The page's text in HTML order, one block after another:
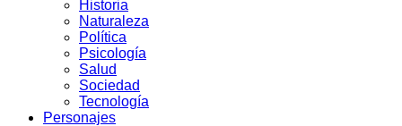
Historia
Naturaleza
Política
Psicología
Salud
Sociedad
Tecnología
Personajes